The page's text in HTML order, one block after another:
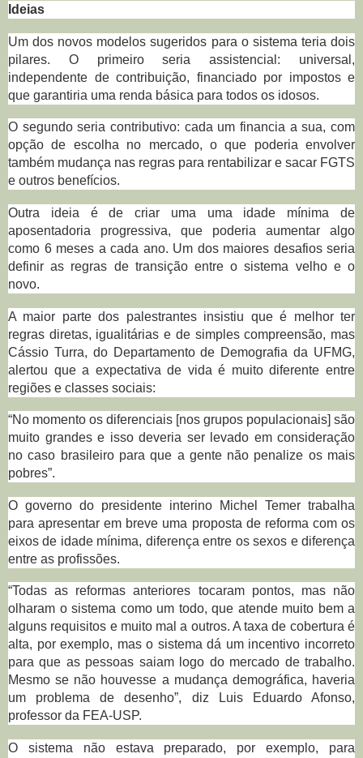
Ideias
Um dos novos modelos sugeridos para o sistema teria dois
pilares. O primeiro seria assistencial: universal,
independente de contribuição, financiado por impostos e
que garantiria uma renda básica para todos os idosos.
O segundo seria contributivo: cada um financia a sua, com
opção de escolha no mercado, o que poderia envolver
também mudança nas regras para rentabilizar e sacar FGTS
e outros benefícios.
Outra ideia é de criar uma uma idade mínima de
aposentadoria progressiva, que poderia aumentar algo
como 6 meses a cada ano. Um dos maiores desafios seria
definir as regras de transição entre o sistema velho e o
novo.
A maior parte dos palestrantes insistiu que é melhor ter
regras diretas, igualitárias e de simples compreensão, mas
Cássio Turra, do Departamento de Demografia da UFMG,
alertou que a expectativa de vida é muito diferente entre
regiões e classes sociais:
“No momento os diferenciais [nos grupos populacionais] são
muito grandes e isso deveria ser levado em consideração
no caso brasileiro para que a gente não penalize os mais
pobres”.
O governo do presidente interino Michel Temer trabalha
para apresentar em breve uma proposta de reforma com os
eixos de idade mínima, diferença entre os sexos e diferença
entre as profissões.
“Todas as reformas anteriores tocaram pontos, mas não
olharam o sistema como um todo, que atende muito bem a
alguns requisitos e muito mal a outros. A taxa de cobertura é
alta, por exemplo, mas o sistema dá um incentivo incorreto
para que as pessoas saiam logo do mercado de trabalho.
Mesmo se não houvesse a mudança demográfica, haveria
um problema de desenho”, diz Luis Eduardo Afonso,
professor da FEA-USP.
O sistema não estava preparado, por exemplo, para